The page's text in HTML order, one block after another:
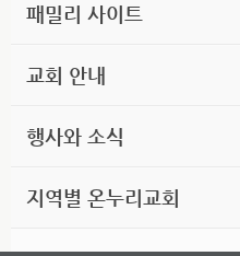
패밀리 사이트
교회 안내
행사와 소식
지역별 온누리교회